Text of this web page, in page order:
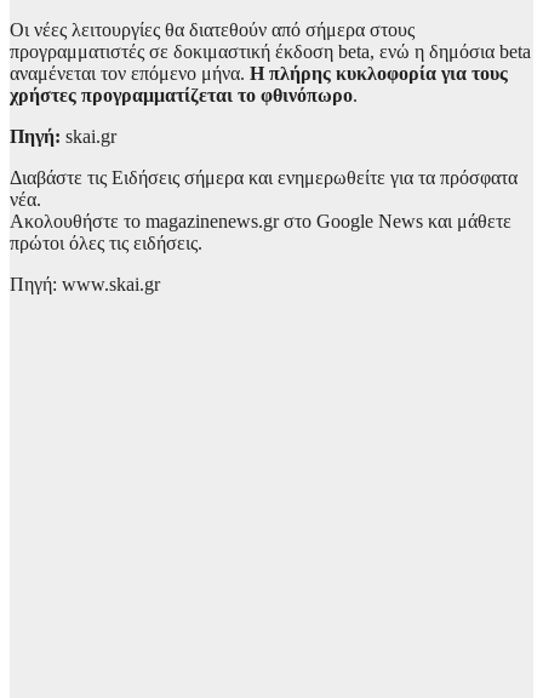
Οι νέες λειτουργίες θα διατεθούν από σήμερα στους
προγραμματιστές σε δοκιμαστική έκδοση beta, ενώ η δημόσια beta
αναμένεται τον επόμενο μήνα. Η πλήρης κυκλοφορία για τους
χρήστες προγραμματίζεται το φθινόπωρο.
Πηγή: skai.gr
Διαβάστε τις Ειδήσεις σήμερα και ενημερωθείτε για τα πρόσφατα
νέα.
Ακολουθήστε το magazinenews.gr στο Google News και μάθετε
πρώτοι όλες τις ειδήσεις.
Πηγή: www.skai.gr